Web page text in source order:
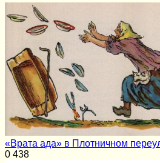
«Врата ада» в Плотничном
0 438